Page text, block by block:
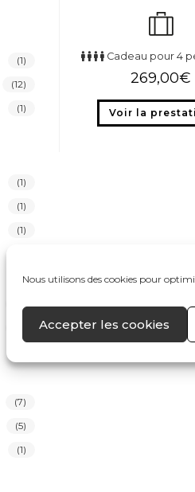
Nous utilisons des cookies pour
Accepter les cookies
(1)
(12)
(1)
(1)
(1)
(1)
(2)
(7)
(5)
(1)
Cadeau pour 4
269,00€
Voir la